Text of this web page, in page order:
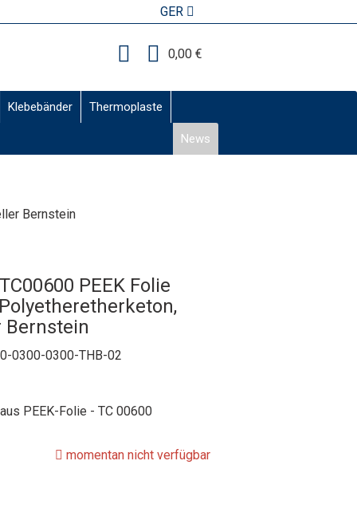
GER
0,00 €
Klebebänder Thermoplaste
News
Bernstein
PEEK Folie
0300-0300-THB-02
PEEK-Folie - TC 00600
momentan nicht verfügbar